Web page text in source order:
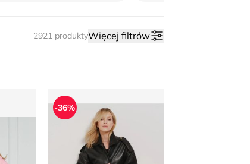
2921 produktyWięcej filtrów
Jeans Kurtka damska OCHNIK
-36%